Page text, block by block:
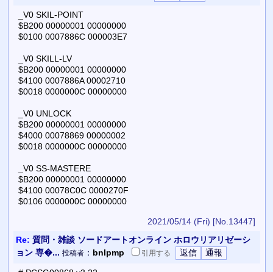
_V0 SKIL-POINT
$B200 00000001 00000000
$0100 0007886C 000003E7
_V0 SKILL-LV
$B200 00000001 00000000
$4100 0007886A 00002710
$0018 0000000C 00000000
_V0 UNLOCK
$B200 00000001 00000000
$4000 00078869 00000002
$0018 0000000C 00000000
_V0 SS-MASTERE
$B200 00000001 00000000
$4100 00078C0C 0000270F
$0106 0000000C 00000000
2021/05/14 (Fri) [No.13447]
Re: 質問・雑談 ソードアートオンライン ホロウリアリゼーシ
ョン 専�... 投稿者： bnlpmp 引用する